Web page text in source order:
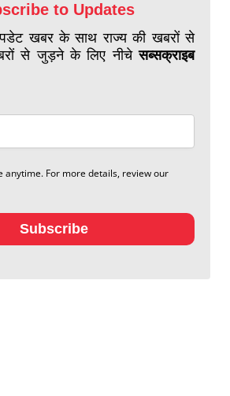
to Updates
खबर के साथ राज्य की खबरों से
से जुड़ने के लिए नीचेसब्सक्राइब
anytime. For more details, review our
Subscribe